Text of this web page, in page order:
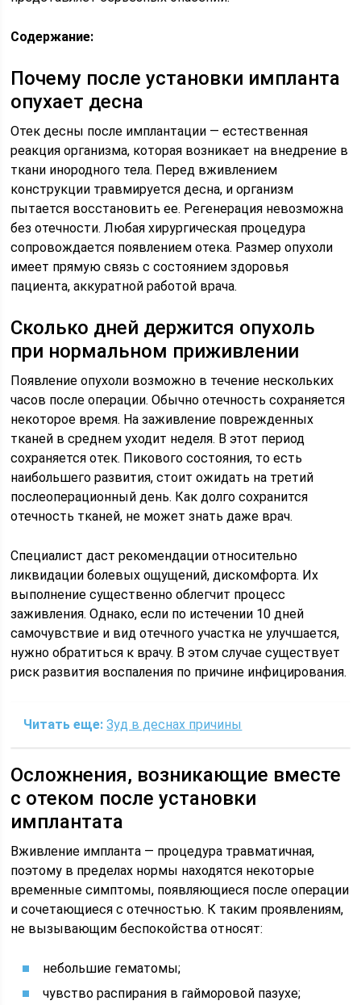
Содержание:
Почему после установки импланта
опухает десна
Отек десны после имплантации — естественная
реакция организма, которая возникает на внедрение в
ткани инородного тела. Перед вживлением
конструкции травмируется десна, и организм
пытается восстановить ее. Регенерация невозможна
без отечности. Любая хирургическая процедура
сопровождается появлением отека. Размер опухоли
имеет прямую связь с состоянием здоровья
пациента, аккуратной работой врача.
Сколько дней держится опухоль
при нормальном приживлении
Появление опухоли возможно в течение нескольких
часов после операции. Обычно отечность сохраняется
некоторое время. На заживление поврежденных
тканей в среднем уходит неделя. В этот период
сохраняется отек. Пикового состояния, то есть
наибольшего развития, стоит ожидать на третий
послеоперационный день. Как долго сохранится
отечность тканей, не может знать даже врач.
Специалист даст рекомендации относительно
ликвидации болевых ощущений, дискомфорта. Их
выполнение существенно облегчит процесс
заживления. Однако, если по истечении 10 дней
самочувствие и вид отечного участка не улучшается,
нужно обратиться к врачу. В этом случае существует
риск развития воспаления по причине инфицирования.
Читать еще: Зуд в деснах причины
Осложнения, возникающие вместе
с отеком после установки
имплантата
Вживление импланта — процедура травматичная,
поэтому в пределах нормы находятся некоторые
временные симптомы, появляющиеся после операции
и сочетающиеся с отечностью. К таким проявлениям,
не вызывающим беспокойства относят:
небольшие гематомы;
чувство распирания в гайморовой пазухе;